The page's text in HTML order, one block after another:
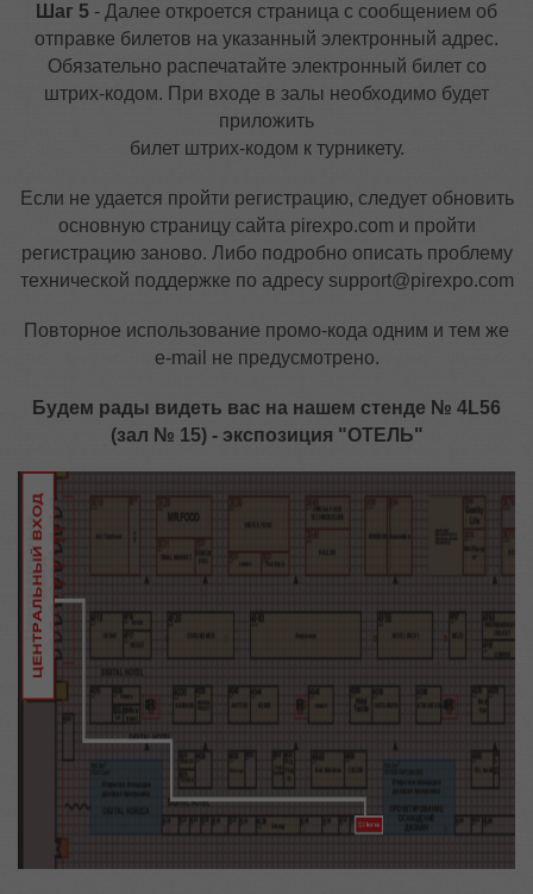
Шаг 5 - Далее откроется страница с сообщением об
отправке билетов на указанный электронный адрес.
Обязательно распечатайте электронный билет со
штрих-кодом. При входе в залы необходимо будет
приложить
билет штрих-кодом к турникету.
Если не удается пройти регистрацию, следует обновить
основную страницу сайта pirexpo.com и пройти
регистрацию заново. Либо подробно описать проблему
технической поддержке по адресу support@pirexpo.com
Повторное использование промо-кода одним и тем же
e-mail не предусмотрено.
Будем рады видеть вас на нашем стенде № 4L56
(зал № 15) - экспозиция "ОТЕЛЬ"